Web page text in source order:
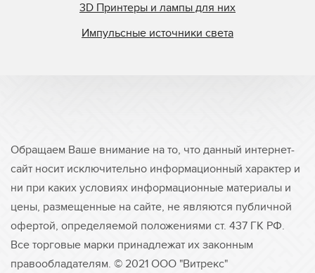
3D Принтеры и лампы для них
Импульсные источники света
Обращаем Ваше внимание на то, что данный интернет-
сайт носит исключительно информационный характер и
ни при каких условиях информационные материалы и
цены, размещенные на сайте, не являются публичной
офертой, определяемой положениями ст. 437 ГК РФ.
Все торговые марки принадлежат их законным
правообладателям. © 2021 ООО "Витрекс"